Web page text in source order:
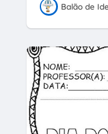
Balão de